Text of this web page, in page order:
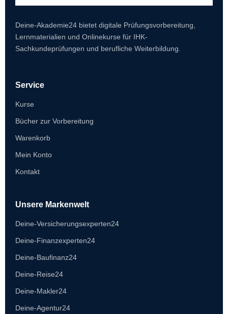
Deine-Akademie24 bietet digitale Prüfungsvorbereitung,
Lernmaterialien und Onlinekurse für IHK-
Sachkundeprüfungen und berufliche Weiterbildung.
Service
Kurse
Bücher zur Vorbereitung
Warenkorb
Mein Konto
Kontakt
Unsere Markenwelt
Deine-Versicherungsexperten24
Deine-Finanzexperten24
Deine-Baufinanz24
Deine-Reise24
Deine-Makler24
Deine-Agentur24